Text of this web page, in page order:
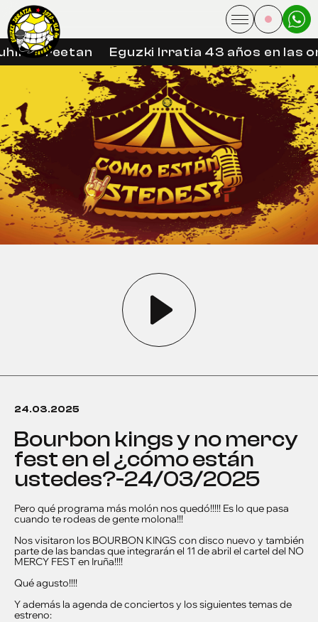
libreetan Eguzki Irratia 43 años en las
24.03.2025
bourbon kings y no mercy
fest en el ¿cómo están
ustedes?-24/03/2025
Pero qué programa más molón nos quedó!!!!! Es lo que pasa
cuando te rodeas de gente molona!!!
Nos visitaron los BOURBON KINGS con disco nuevo y también
parte de las bandas que integrarán el 11 de abril el cartel del NO
MERCY FEST en Iruña!!!!
Qué agusto!!!!
Y además la agenda de conciertos y los siguientes temas de
estreno: